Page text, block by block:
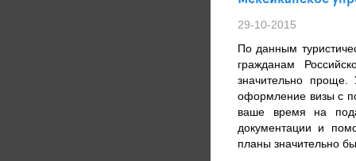
29-10-2015
По данным
гражданам
значительно проще.
оформление визы с
ваше время на
документации и
планы значительно